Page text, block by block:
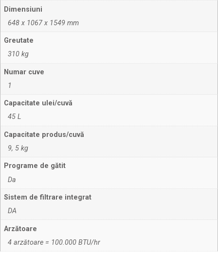
Dimensiuni
648 x 1067 x 1549 mm
Greutate
310 kg
Numar cuve
1
Capacitate ulei/cuvă
45 L
Capacitate produs/cuvă
9, 5 kg
Programe de gătit
Da
Sistem de filtrare integrat
DA
Arzătoare
4 arzătoare = 100.000 BTU/hr